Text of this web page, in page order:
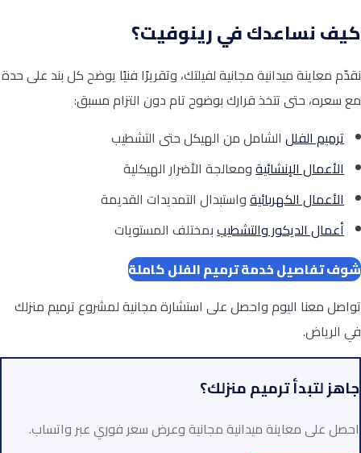
كيف نساعدك في رينوفيت؟
نقدّم معاينة ميدانية مجانية لفيلتك، وتقريرًا فنيًا يوضح كل بند على حدة
مع سعره، حتى تتخذ قرارك بوضوح تام دون التزام مسبق:
ترميم الفللالشامل من الهيكل حتى التشطيب
الأعمال الإنشائيةومعالجة الأضرار الهيكلية
الأعمال الكهربائيةواستبدال التمديدات القديمة
أعمال الديكور والتشطيببمختلف المستويات
شوف تفاصيل خدمة ترميم الفلل كاملة
تواصل معنا اليوم واحصل على استشارة مجانية لمشروع ترميم منزلك
في الرياض.
جاهز لتبدأ ترميم منزلك؟
احصل على معاينة ميدانية مجانية وعرض سعر فوري عبر واتساب.